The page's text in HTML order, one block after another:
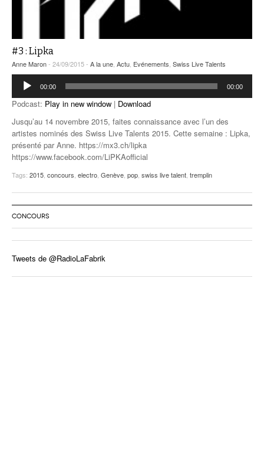
#3 : Lipka
Anne Maron- 24/09/2015 - A la une, Actu, Evénements, Swiss Live Talents
Lecteur
audio
00:00 00:00
Podcast: Play in new window | Download
Jusqu’au 14 novembre 2015, faites connaissance avec l’un des
artistes nominés des Swiss Live Talents 2015. Cette semaine : Lipka,
présenté par Anne. https://mx3.ch/lipka
https://www.facebook.com/LiPKAofficial
Tags: 2015, concours, electro, Genève, pop, swiss live talent, tremplin
CONCOURS
Tweets de @RadioLaFabrik